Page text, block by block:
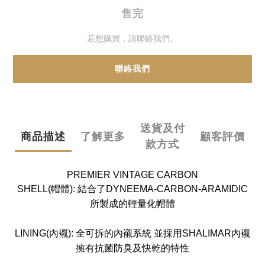
售完
若想購買，請聯絡我們。
聯絡我們
商品描述 了解更多
送貨及付
款方式
顧客評價
PREMIER VINTAGE CARBON
SHELL(帽體): 結合了 DYNEEMA-CARBON-ARAMIDIC
所製成的輕量化帽體
LINING(內襯): 全可拆的內襯系統 並採用 SHALIMAR內襯
擁有抗菌防臭及快乾的特性